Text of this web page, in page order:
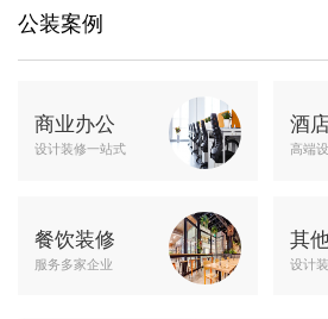
公装案例
商业办公
设计装修一站式
酒
高端
餐饮装修
服务多家企业
其
设计